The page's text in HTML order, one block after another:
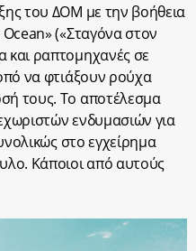
του ΔΟΜ με την βοήθεια
(«Σταγόνα στον
ραπτομηχανές σε
να φτιάξουν ρούχα
τους. Το αποτέλεσμα
ενδυμασιών για
στο εγχείρημα
Κάποιοι από αυτούς